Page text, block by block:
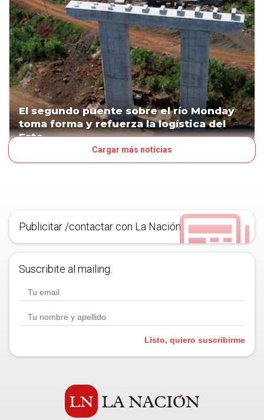
El segundo puente sobre el río Monday
toma forma y refuerza la logística del
Este
Cargar más noticias
Publicitar /contactar con La Nación
Suscribite al mailing.
Listo, quiero suscribirme